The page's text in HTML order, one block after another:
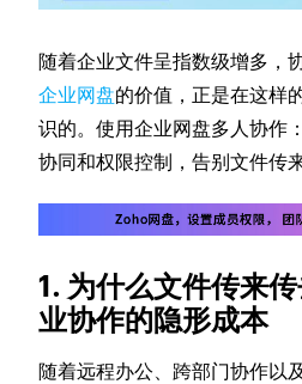
随着企业文件呈指数级增多，
企业网盘的价值，正是在这样
识的。使用企业网盘多人协作
协同和权限控制，告别文件传
1. 为什么文件传来
业协作的隐形成本
随着远程办公、跨部门协作以